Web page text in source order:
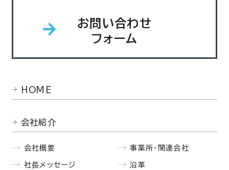
お問い合わせ
フォーム
HOME
会社紹介
会社概要
社長メッセージ
事業所・関連会社
沿革